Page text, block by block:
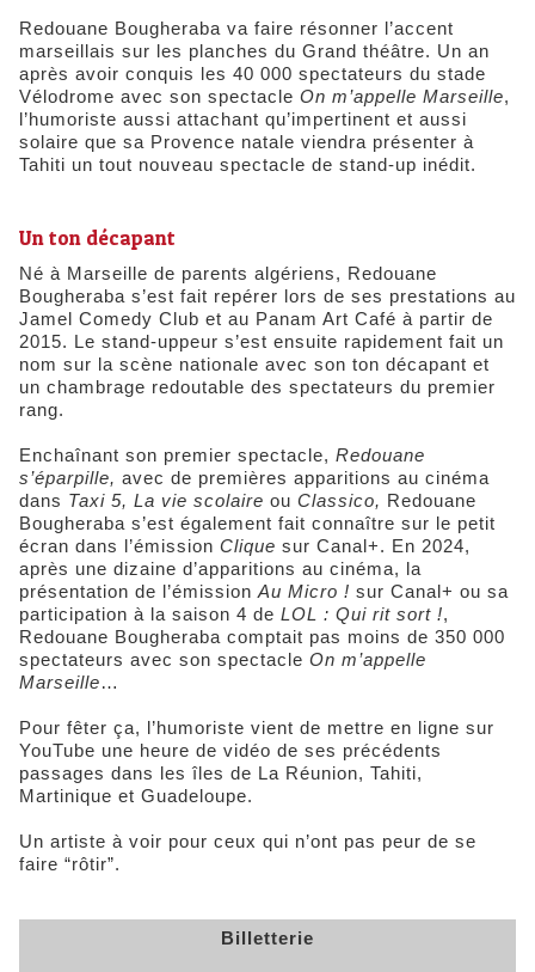
Redouane Bougheraba va faire résonner l’accent
marseillais sur les planches du Grand théâtre. Un an
après avoir conquis les 40 000 spectateurs du stade
Vélodrome avec son spectacle On m’appelle Marseille,
l’humoriste aussi attachant qu’impertinent et aussi
solaire que sa Provence natale viendra présenter à
Tahiti un tout nouveau spectacle de stand-up inédit.
Un ton décapant
Né à Marseille de parents algériens, Redouane
Bougheraba s’est fait repérer lors de ses prestations au
Jamel Comedy Club et au Panam Art Café à partir de
2015. Le stand-uppeur s’est ensuite rapidement fait un
nom sur la scène nationale avec son ton décapant et
un chambrage redoutable des spectateurs du premier
rang.
Enchaînant son premier spectacle, Redouane
s’éparpille, avec de premières apparitions au cinéma
dans Taxi 5, La vie scolaire ou Classico, Redouane
Bougheraba s’est également fait connaître sur le petit
écran dans l’émission Clique sur Canal+. En 2024,
après une dizaine d’apparitions au cinéma, la
présentation de l’émissionAu Micro ! sur Canal+ ou sa
participation à la saison 4 de LOL : Qui rit sort !,
Redouane Bougheraba comptait pas moins de 350 000
spectateurs avec son spectacle On m’appelle
Marseille…
Pour fêter ça, l’humoriste vient de mettre en ligne sur
YouTube une heure de vidéo de ses précédents
passages dans les îles de La Réunion, Tahiti,
Martinique et Guadeloupe.
Un artiste à voir pour ceux qui n’ont pas peur de se
faire “rôtir”.
Billetterie